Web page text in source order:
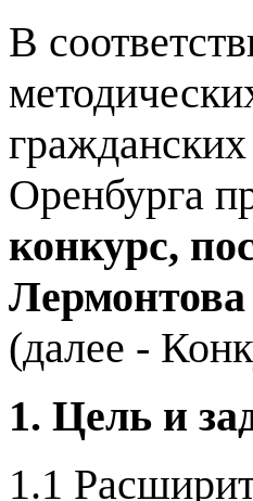
В
Оренбурга
конкурс,
(далее -
1. Цель и
1.1